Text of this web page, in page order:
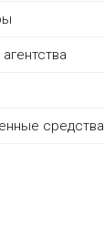
средства